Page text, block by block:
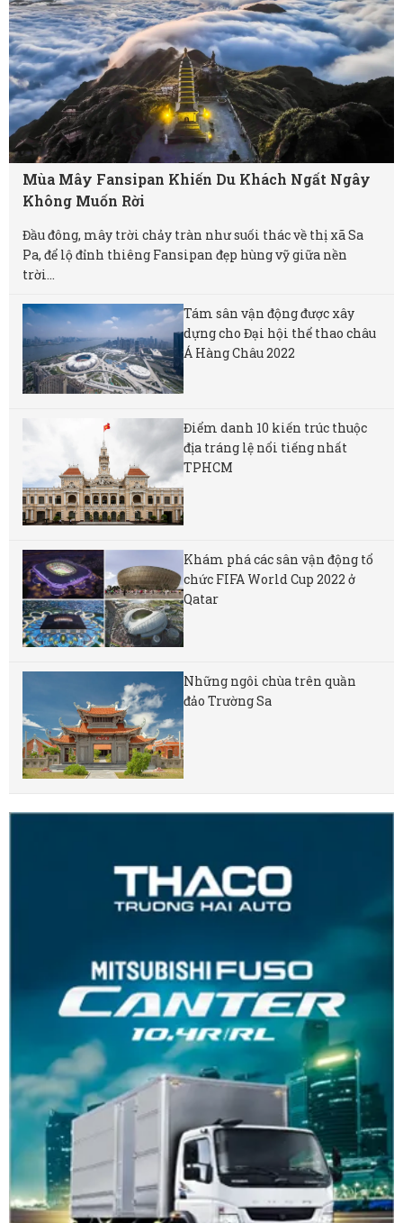
Mùa Mây Fansipan Khiến Du Khách Ngất Ngây
Không Muốn Rời
Đầu đông, mây trời chảy tràn như suối thác về thị xã Sa
Pa, để lộ đỉnh thiêng Fansipan đẹp hùng vỹ giữa nền
trời...
Tám sân vận động được xây
dựng cho Đại hội thể thao châu
Á Hàng Châu 2022
Điểm danh 10 kiến trúc thuộc
địa tráng lệ nổi tiếng nhất
TPHCM
Khám phá các sân vận động tổ
chức FIFA World Cup 2022 ở
Qatar
Những ngôi chùa trên quần
đảo Trường Sa